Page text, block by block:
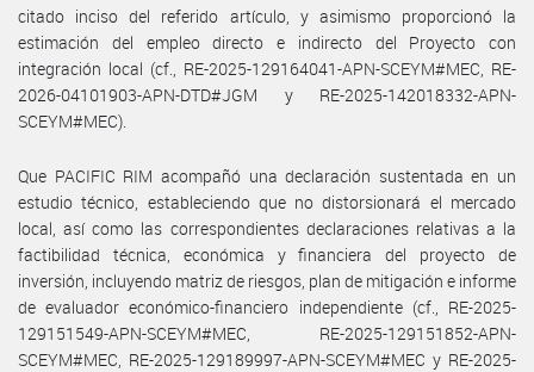
citado inciso del referido artículo, y asimismo proporcionó la
estimación del empleo directo e indirecto del Proyecto con
integración local (cf., RE-2025-129164041-APN-SCEYM#MEC, RE-
2026-04101903-APN-DTD#JGM y RE-2025-142018332-APN-
SCEYM#MEC).
Que PACIFIC RIM acompañó una declaración sustentada en un
estudio técnico, estableciendo que no distorsionará el mercado
local, así como las correspondientes declaraciones relativas a la
factibilidad técnica, económica y financiera del proyecto de
inversión, incluyendo matriz de riesgos, plan de mitigación e informe
de evaluador económico-financiero independiente (cf., RE-2025-
129151549-APN-SCEYM#MEC, RE-2025-129151852-APN-
SCEYM#MEC, RE-2025-129189997-APN-SCEYM#MEC y RE-2025-